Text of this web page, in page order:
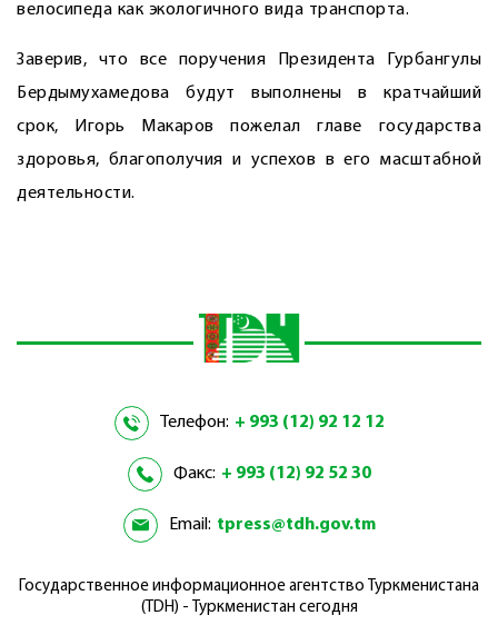
велосипеда как экологичного вида транспорта.
Заверив, что все поручения Президента Гурбангулы
Бердымухамедова будут выполнены в кратчайший
срок, Игорь Макаров пожелал главе государства
здоровья, благополучия и успехов в его масштабной
деятельности.
Телефон: + 993 (12) 92 12 12
Факс: + 993 (12) 92 52 30
Email: tpress@tdh.gov.tm
Государственное информационное агентство Туркменистана
(TDH) - Туркменистан сегодня